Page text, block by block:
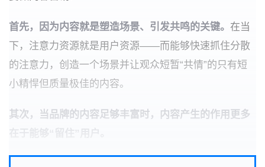
首先，因为内容就是塑造场景、引发共鸣的关键。 在当
下，注意力资源就是用户资源——而能够快速抓住分散
的注意力，创造一个场景并让观众短暂“共情”的只有短
小精悍但质量极佳的内容。
其次，当品牌的内容足够丰富时，内容产生的作用更多